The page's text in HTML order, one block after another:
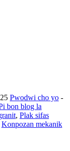
Pwodwi cho yo -
bon blog la
, Plak sifas
Konpozan mekanik